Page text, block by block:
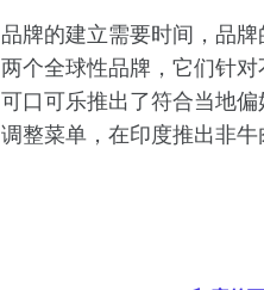
品牌的建立需要时间，品
两个全球性品牌，它们针
可口可乐推出了符合当地
调整菜单，在印度推出非牛